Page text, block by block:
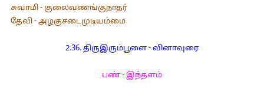
சுவாமி - குலைவணங்குநாதர்
தேவி - அழகுசடைமுடியம்மை
2.36. திருஇரும்பூளை - வினாவுரை
பண் - இந்தளம்